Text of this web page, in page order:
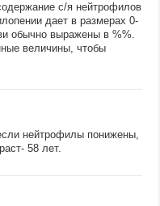
с/я нейтрофилов
дает в размерах 0-
обычно выражены в %%.
величины, чтобы
нейтрофилы понижены,
58 лет.